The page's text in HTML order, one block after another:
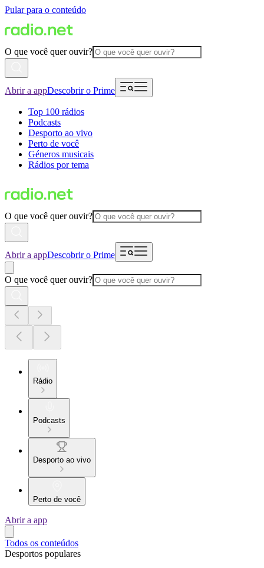
Pular para o conteúdo
O que você quer ouvir?
Abrir a appDescobrir o Prime
Top 100 rádios
Podcasts
Desporto ao vivo
Perto de você
Géneros musicais
Rádios por tema
O que você quer ouvir?
Abrir a appDescobrir o Prime
O que você quer ouvir?
Rádio
Podcasts
Desporto ao vivo
Perto de você
Abrir a app
Todos os conteúdos
Desportos populares